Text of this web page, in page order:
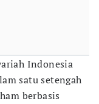
Indonesia
satu setengah
berbasis